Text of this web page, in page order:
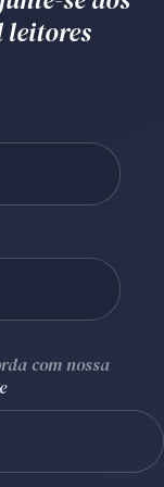
000
leitores
com nossa